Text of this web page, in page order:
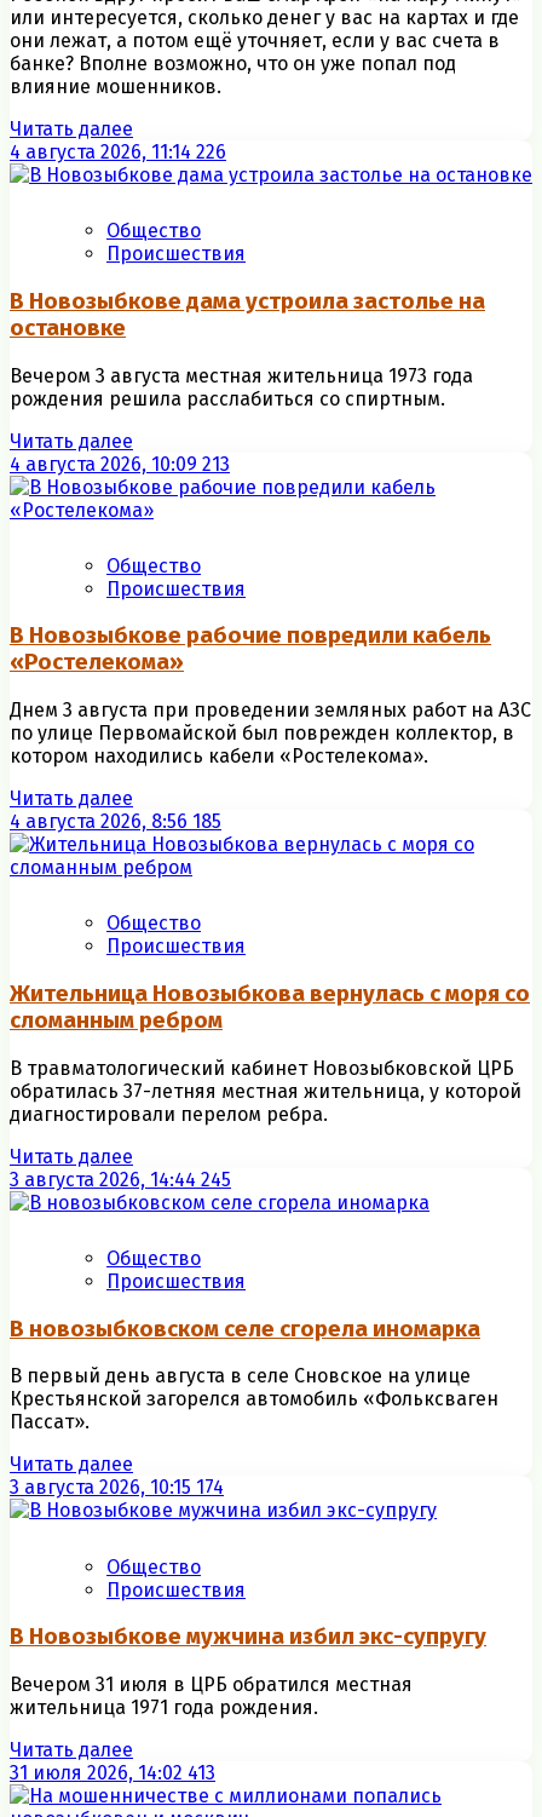
или интересуется, сколько денег у вас на картах и где
они лежат, а потом ещё уточняет, если у вас счета в
банке? Вполне возможно, что он уже попал под
влияние мошенников.
Читать далее
4 августа 2026, 11:14 226
Общество
Происшествия
В Новозыбкове дама устроила застолье на
остановке
Вечером 3 августа местная жительница 1973 года
рождения решила расслабиться со спиртным.
Читать далее
4 августа 2026, 10:09 213
Общество
Происшествия
В Новозыбкове рабочие повредили кабель
«Ростелекома»
Днем 3 августа при проведении земляных работ на АЗС
по улице Первомайской был поврежден коллектор, в
котором находились кабели «Ростелекома».
Читать далее
4 августа 2026, 8:56 185
Общество
Происшествия
Жительница Новозыбкова вернулась с моря со
сломанным ребром
В травматологический кабинет Новозыбковской ЦРБ
обратилась 37-летняя местная жительница, у которой
диагностировали перелом ребра.
Читать далее
3 августа 2026, 14:44 245
Общество
Происшествия
В новозыбковском селе сгорела иномарка
В первый день августа в селе Сновское на улице
Крестьянской загорелся автомобиль «Фольксваген
Пассат».
Читать далее
3 августа 2026, 10:15 174
Общество
Происшествия
В Новозыбкове мужчина избил экс-супругу
Вечером 31 июля в ЦРБ обратился местная
жительница 1971 года рождения.
Читать далее
31 июля 2026, 14:02 413